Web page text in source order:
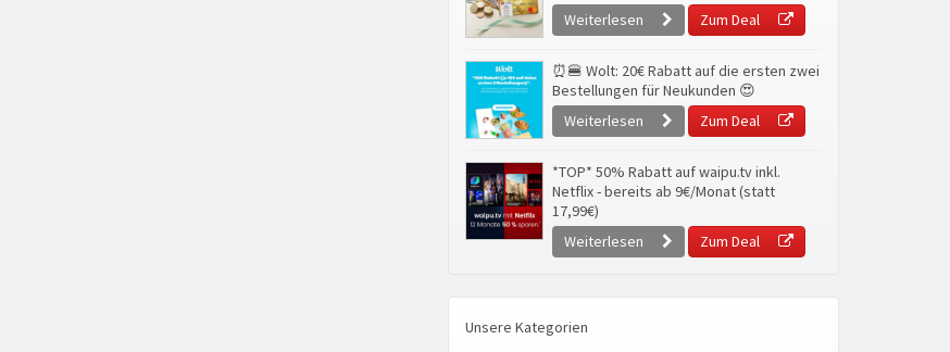
Weiterlesen
Zum Deal
⏰🍔 Wolt: 20€ Rabatt auf die ersten zwei
Bestellungen für Neukunden 😍
Weiterlesen
Zum Deal
*TOP* 50% Rabatt auf waipu.tv inkl.
Netflix - bereits ab 9€/Monat (statt
17,99€)
Weiterlesen
Zum Deal
Unsere Kategorien